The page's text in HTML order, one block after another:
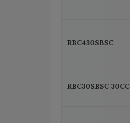
RBC430SBSC
RBC30SBSC 30CC